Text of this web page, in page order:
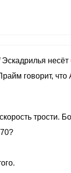
Эскадрилья
говорит, что
трости.